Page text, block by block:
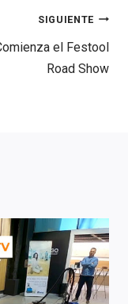
SIGUIENTE
el Festool
Road Show